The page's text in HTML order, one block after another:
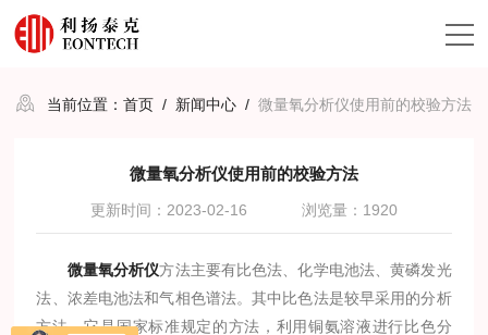
当前位置：首页 / 新闻中心 /微量氧分析仪使用前的校验方法
微量氧分析仪使用前的校验方法
更新时间：2023-02-16 浏览量：1920
微量氧分析仪方法主要有比色法、化学电池法、黄磷发光
法、浓差电池法和气相色谱法。其中比色法是较早采用的分析
方法，它是国家标准规定的方法，利用铜氨溶液进行比色分